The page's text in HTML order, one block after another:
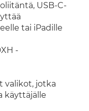
USB-C-
tai iPadille
-
valikot, jotka
käyttäjälle